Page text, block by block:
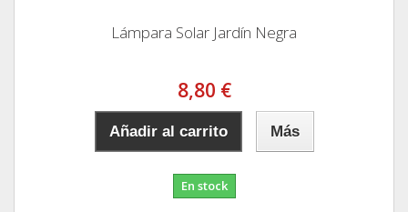
Lámpara Solar Jardín Negra
8,80 €
Añadir al carrito Más
En stock